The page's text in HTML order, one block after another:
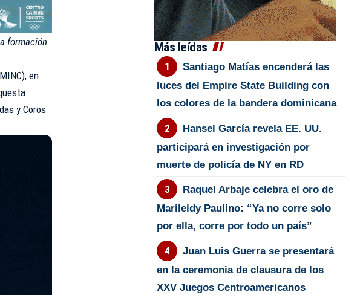
formación
MINC), en
y Coros
Más leídas
Santiago Matías encenderá las
luces del Empire State Building con
los colores de la bandera dominicana
Hansel García revela EE. UU.
participará en investigación por
muerte de policía de NY en RD
Raquel Arbaje celebra el oro de
Marileidy Paulino: “Ya no corre solo
por ella, corre por todo un país”
Juan Luis Guerra se presentará
en la ceremonia de clausura de los
XXV Juegos Centroamericanos